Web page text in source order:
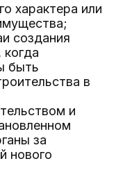
характера или
создания
быть
в
и
за
нового